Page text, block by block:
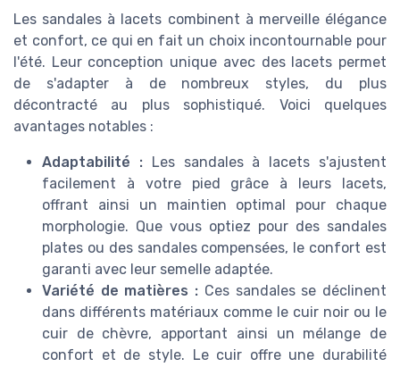
Les sandales à lacets combinent à merveille élégance
et confort, ce qui en fait un choix incontournable pour
l'été. Leur conception unique avec des lacets permet
de s'adapter à de nombreux styles, du plus
décontracté au plus sophistiqué. Voici quelques
avantages notables :
Adaptabilité :
Les sandales à lacets s'ajustent
facilement à votre pied grâce à leurs lacets,
offrant ainsi un maintien optimal pour chaque
morphologie. Que vous optiez pour des sandales
plates ou des sandales compensées, le confort est
garanti avec leur semelle adaptée.
Variété de matières : Ces sandales se déclinent
dans différents matériaux comme le cuir noir ou le
cuir de chèvre, apportant ainsi un mélange de
confort et de style. Le cuir offre une durabilité